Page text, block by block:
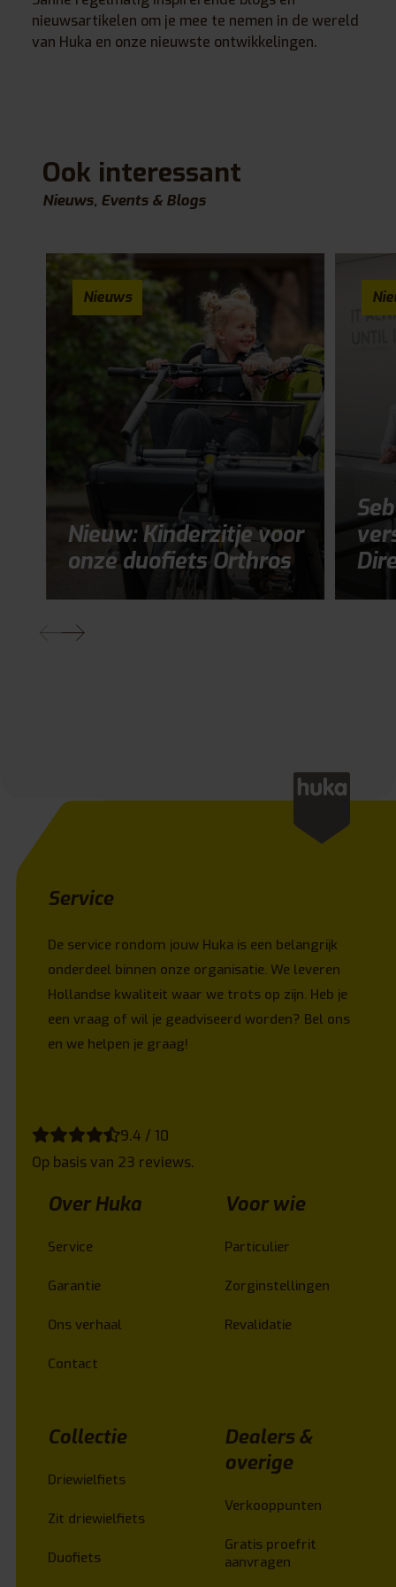
nieuwsartikelen om je mee te nemen in de wereld
van Huka en onze nieuwste ontwikkelingen.
Ook interessant
Nieuws, Events & Blogs
Nieuws
Nieuw: Kinderzitje voor
onze duofiets Orthros
Service
De service rondom jouw Huka is een belangrijk
onderdeel binnen onze organisatie. We leveren
Hollandse kwaliteit waar we trots op zijn. Heb je
een vraag of wil je geadviseerd worden? Bel ons
en we helpen je graag!
9.4 / 10
Op basis van 23 reviews.
Over Huka
Service
Garantie
Ons verhaal
Contact
Voor wie
Particulier
Zorginstellingen
Revalidatie
Collectie
Driewielfiets
Zit driewielfiets
Duofiets
Dealers &
overige
Verkooppunten
Gratis proefrit
aanvragen